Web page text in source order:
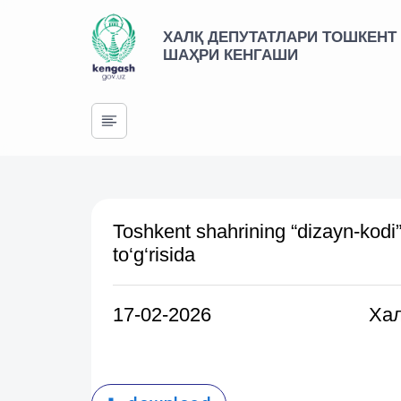
ХАЛҚ ДЕПУТАТЛАРИ ТОШКЕНТ
ШАҲРИ КЕНГАШИ
Toshkent shahrining “dizayn-
to‘g‘risida
17-02-2026